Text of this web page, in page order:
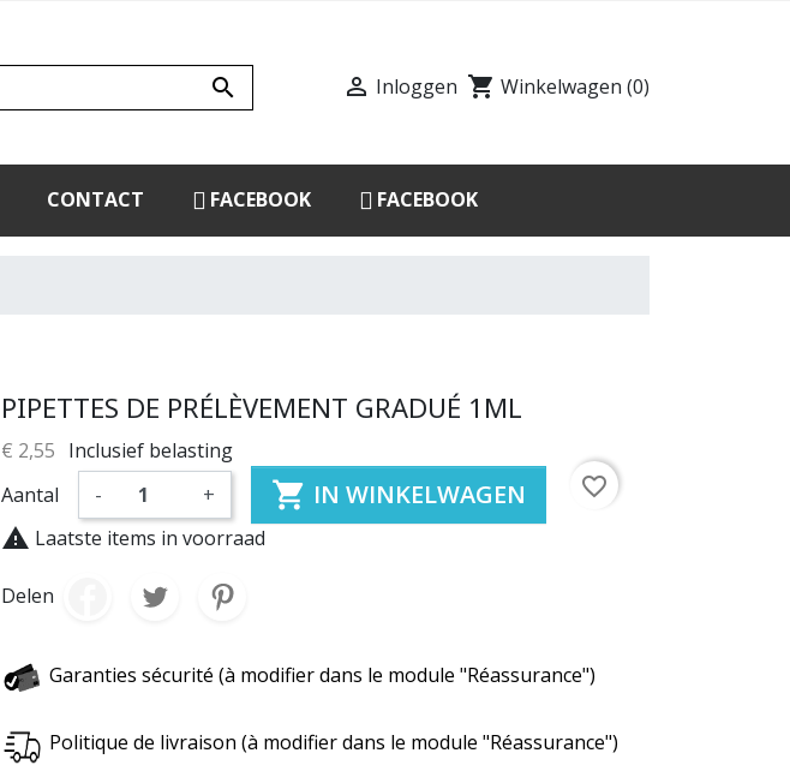
  Inloggen shopping_cart Winkelwagen (0)
CONTACT FACEBOOK FACEBOOK
PIPETTES DE PRÉLÈVEMENT GRADUÉ 1ML
€ 2,55 Inclusief belasting
Aantal
- +  IN WINKELWAGEN
favorite_border
 Laatste items in voorraad
Delen
Garanties sécurité (à modifier dans le module "Réassurance")
Politique de livraison (à modifier dans le module "Réassurance")